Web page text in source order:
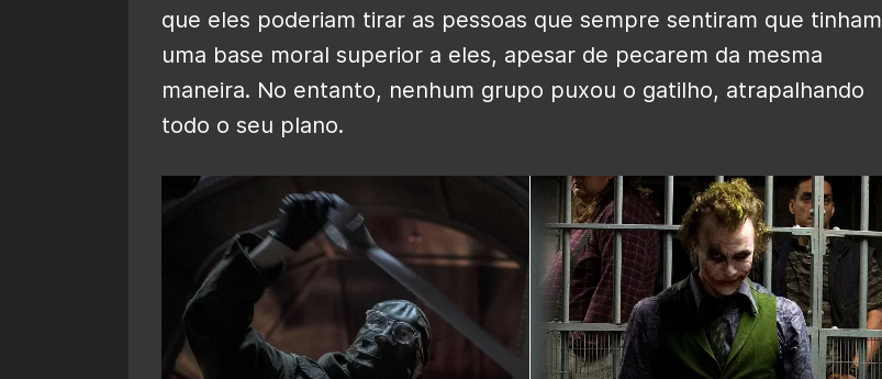
que eles poderiam tirar as pessoas que sempre sentiram que tinham
uma base moral superior a eles, apesar de pecarem da mesma
maneira. No entanto, nenhum grupo puxou o gatilho, atrapalhando
todo o seu plano.